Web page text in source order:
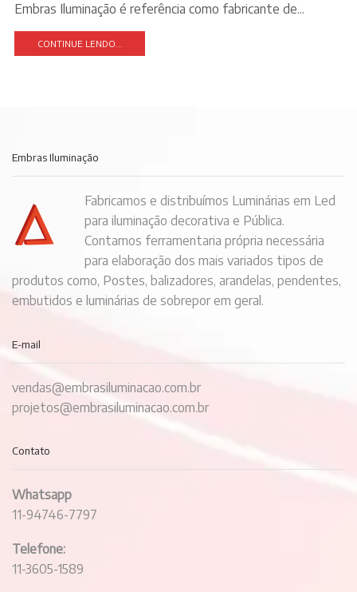
Embras Iluminação é referência como fabricante de...
CONTINUE LENDO...
Embras Iluminação
Fabricamos e distribuímos Luminárias em Led
para iluminação decorativa e Pública.
Contamos ferramentaria própria necessária
para elaboração dos mais variados tipos de
produtos como, Postes, balizadores, arandelas, pendentes,
embutidos e luminárias de sobrepor em geral.
E-mail
vendas@embrasiluminacao.com.br
projetos@embrasiluminacao.com.br
Contato
Whatsapp
11-94746-7797
Telefone:
11-3605-1589